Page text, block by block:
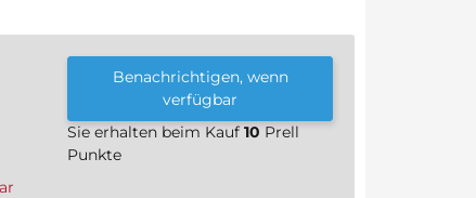
Benachrichtigen, wenn
verfügbar
Sie erhalten beim Kauf 10 Prell
Punkte